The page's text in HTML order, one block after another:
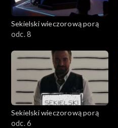
Sekielski wieczorową porą
odc. 8
Sekielski wieczorową porą
odc. 6